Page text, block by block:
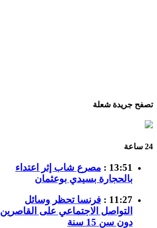
تصفح جريدة شعلة
24 ساعة
13:51 :
مصرع شاب إثر اعتداء
بالحجارة بسيدي بوعثمان
11:27 :
فرنسا تحظر وسائل
التواصل الاجتماعي على القاصرين
دون سن 15 سنة